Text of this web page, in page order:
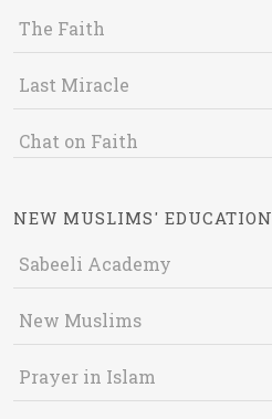
The Faith
Last Miracle
Chat on Faith
NEW MUSLIMS' EDUCATION
Sabeeli Academy
New Muslims
Prayer in Islam